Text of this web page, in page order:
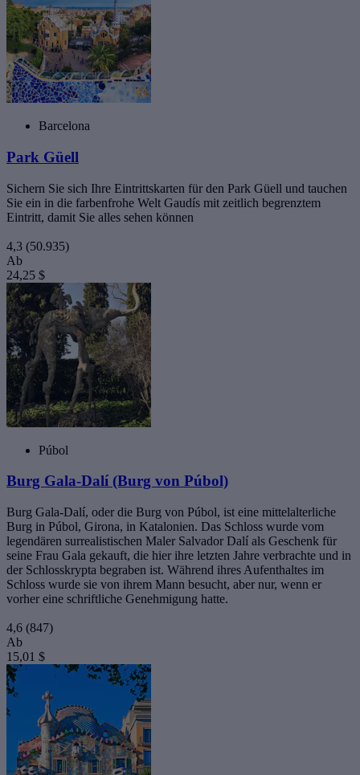
Barcelona
Park Güell
Sichern Sie sich Ihre Eintrittskarten für den Park Güell und tauchen
Sie ein in die farbenfrohe Welt Gaudís mit zeitlich begrenztem
Eintritt, damit Sie alles sehen können
4,3 (50.935)
Ab
24,25 $
Púbol
Burg Gala-Dalí (Burg von Púbol)
Burg Gala-Dalí, oder die Burg von Púbol, ist eine mittelalterliche
Burg in Púbol, Girona, in Katalonien. Das Schloss wurde vom
legendären surrealistischen Maler Salvador Dalí als Geschenk für
seine Frau Gala gekauft, die hier ihre letzten Jahre verbrachte und in
der Schlosskrypta begraben ist. Während ihres Aufenthaltes im
Schloss wurde sie von ihrem Mann besucht, aber nur, wenn er
vorher eine schriftliche Genehmigung hatte.
4,6 (847)
Ab
15,01 $